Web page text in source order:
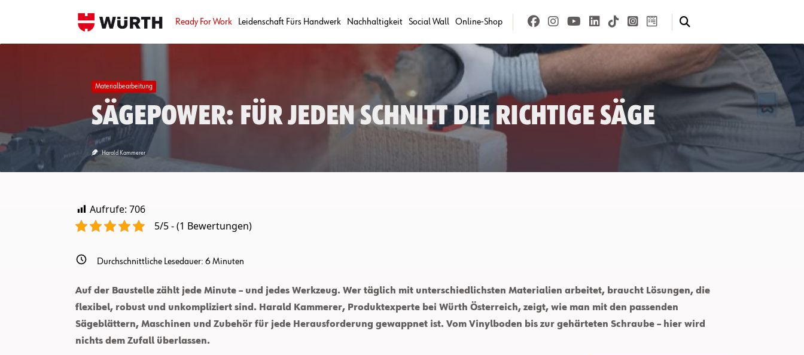
Ready For Work Leidenschaft Fürs Handwerk Nachhaltigkeit Social Wall Online-Shop
Materialbearbeitung
Sägepower: Für jeden Schnitt die richtige Säge
Harald Kammerer
Aufrufe: 706
5/5 - (1 Bewertungen)
Durchschnittliche Lesedauer: 6Minuten
Auf der Baustelle zählt jede Minute – und jedes Werkzeug. Wer täglich mit unterschiedlichsten Materialien arbeitet, braucht Lösungen, die
flexibel, robust und unkompliziert sind. Harald Kammerer, Produktexperte bei Würth Österreich, zeigt, wie man mit den passenden
Sägeblättern, Maschinen und Zubehör für jede Herausforderung gewappnet ist. Vom Vinylboden bis zur gehärteten Schraube – hier wird
nichts dem Zufall überlassen.